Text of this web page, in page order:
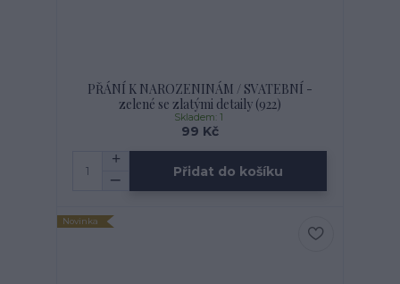
PŘÁNÍ K NAROZENINÁM / SVATEBNÍ -
zelené se zlatými detaily (922)
99 Kč
Skladem: 1
Přidat do košíku
Novinka